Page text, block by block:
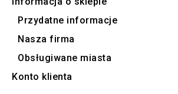
Przydatne informacje
Nasza firma
Obsługiwane miasta
Konto klienta